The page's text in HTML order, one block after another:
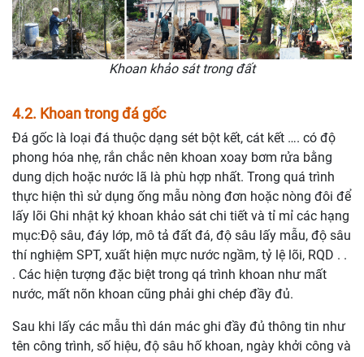
Khoan khảo sát trong đất
4.2. Khoan trong đá gốc
Đá gốc là loại đá thuộc dạng sét bột kết, cát kết …. có độ
phong hóa nhẹ, rắn chắc nên khoan xoay bơm rửa bằng
dung dịch hoặc nước lã là phù hợp nhất. Trong quá trình
thực hiện thì sử dụng ống mẫu nòng đơn hoặc nòng đôi để
lấy lõi Ghi nhật ký khoan khảo sát chi tiết và tỉ mỉ các hạng
mục:Độ sâu, đáy lớp, mô tả đất đá, độ sâu lấy mẫu, độ sâu
thí nghiệm SPT, xuất hiện mực nước ngầm, tỷ lệ lõi, RQD . .
. Các hiện tượng đặc biệt trong qá trình khoan như mất
nước, mất nõn khoan cũng phải ghi chép đầy đủ.
Sau khi lấy các mẫu thì dán mác ghi đầy đủ thông tin như
tên công trình, số hiệu, độ sâu hố khoan, ngày khởi công và